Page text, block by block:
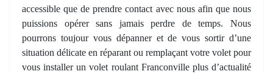
accessible que de prendre contact avec nous afin que nous
puissions opérer sans jamais perdre de temps. Nous
pourrons toujour vous dépanner et de vous sortir d’une
situation délicate en réparant ou remplaçant votre volet pour
vous installer un volet roulant Franconville plus d’actualité